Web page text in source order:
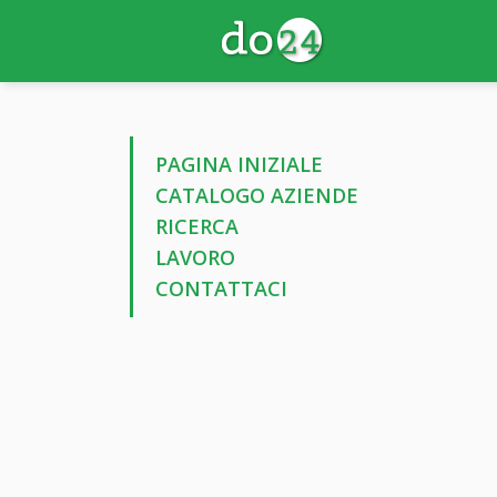
PAGINA INIZIALE
CATALOGO AZIENDE
RICERCA
LAVORO
CONTATTACI